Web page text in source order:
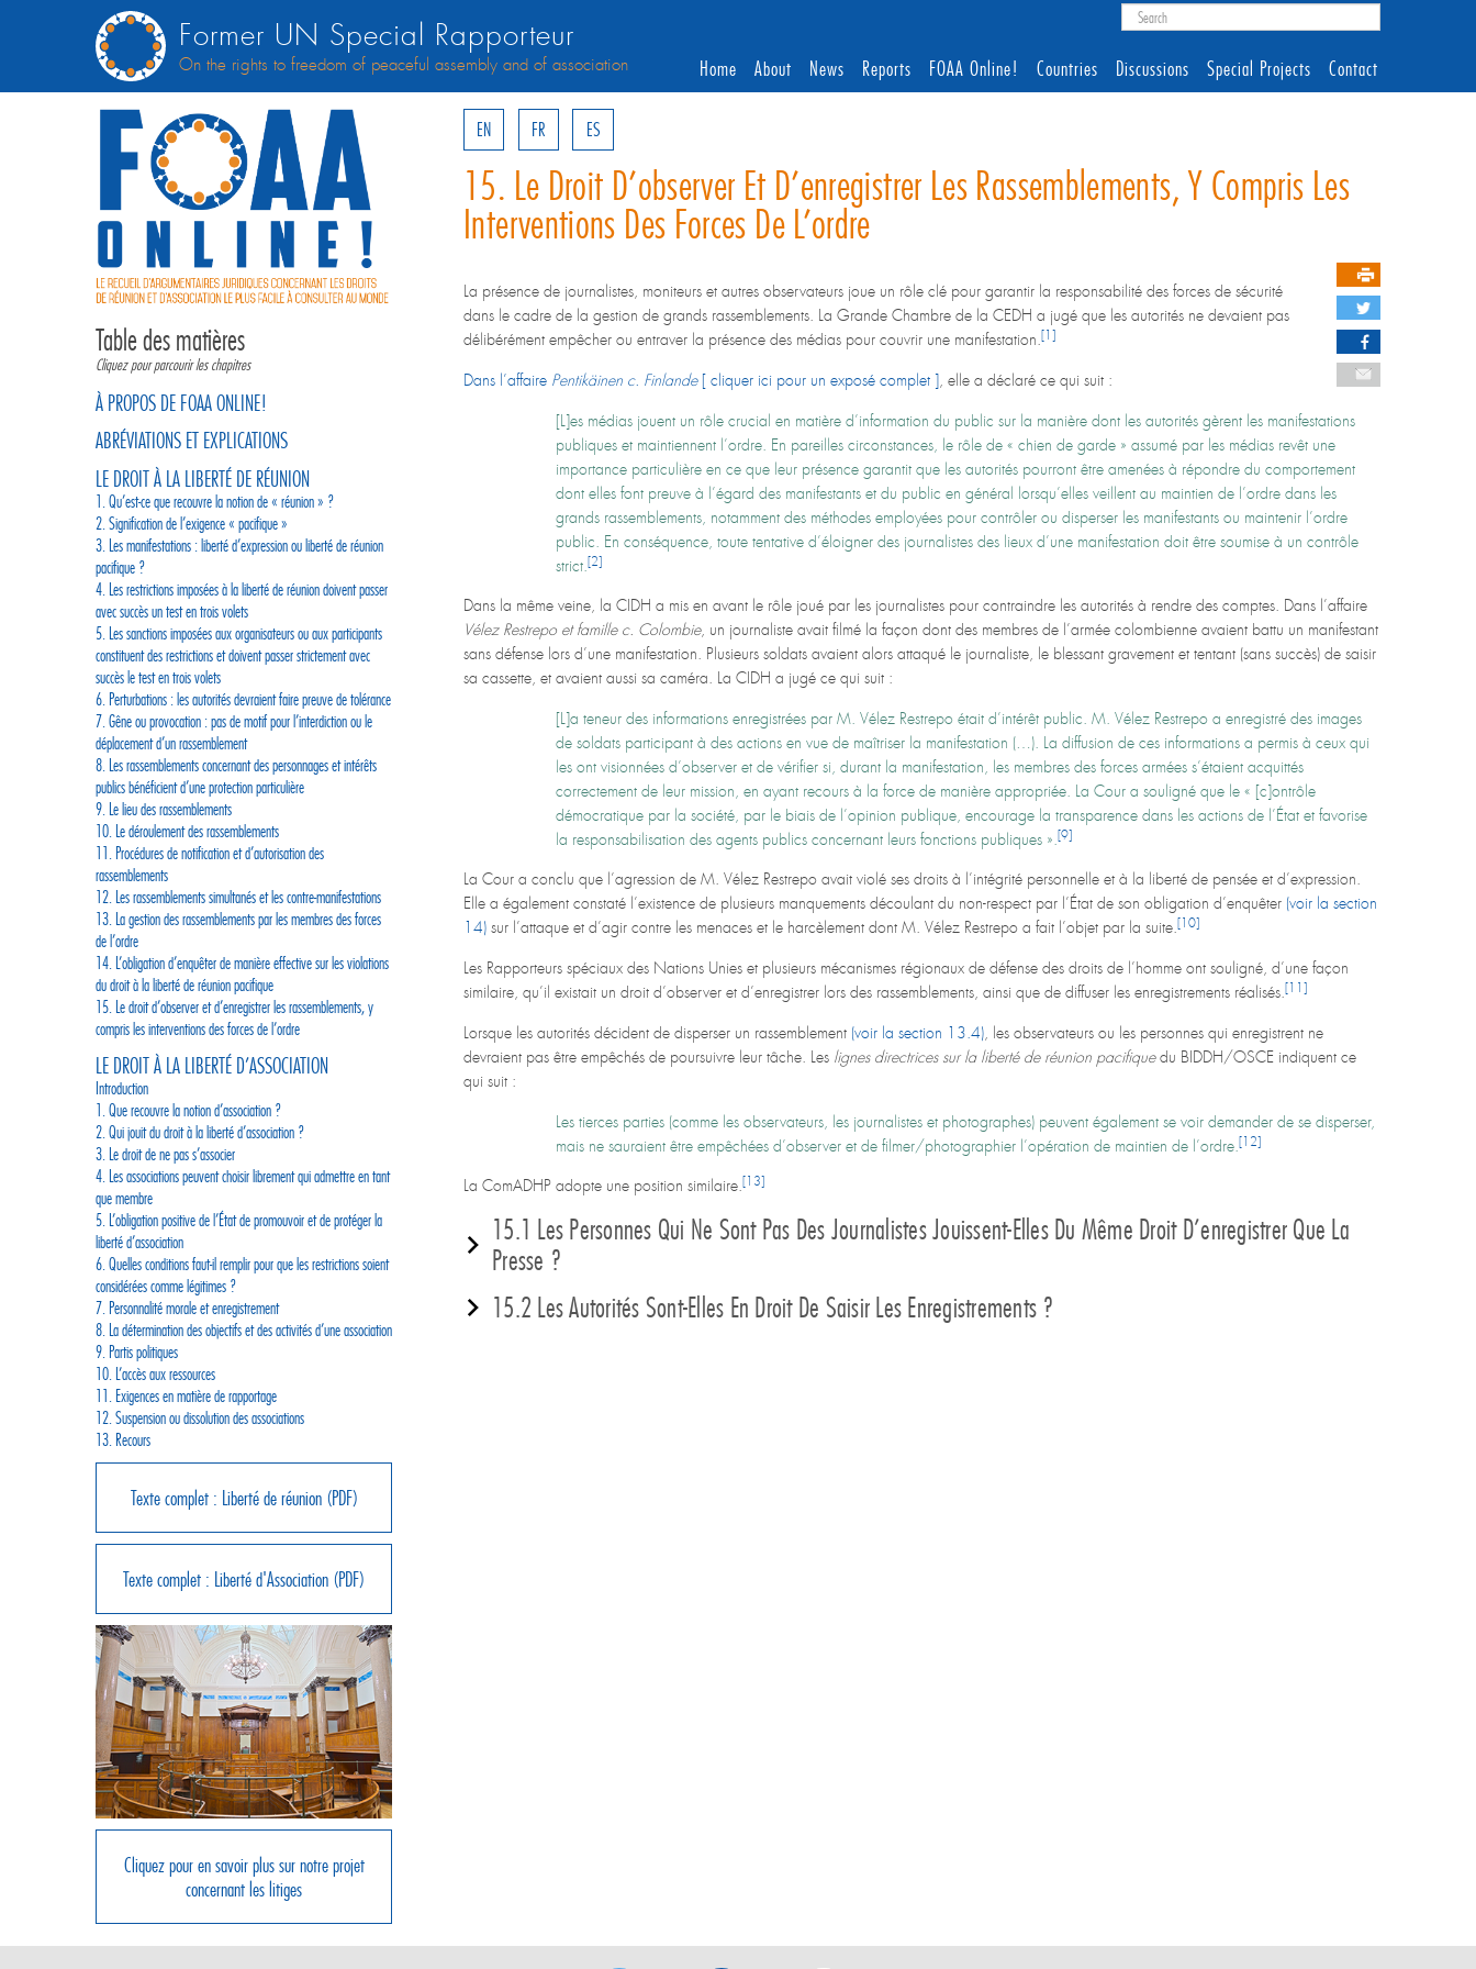
Former UN Special Rapporteur
On the rights to freedom of peaceful assembly and of association Home About News Reports FOAA Online! Countries Discussions Special Projects Contact
Table des matières
Cliquez pour parcourir les chapitres
À PROPOS DE FOAA ONLINE!
ABRÉVIATIONS ET EXPLICATIONS
LE DROIT À LA LIBERTÉ DE RÉUNION
1. Qu’est-ce que recouvre la notion de « réunion » ?
2. Signification de l’exigence « pacifique »
3. Les manifestations : liberté d’expression ou liberté de réunion
pacifique ?
4. Les restrictions imposées à la liberté de réunion doivent passer
avec succès un test en trois volets
5. Les sanctions imposées aux organisateurs ou aux participants
constituent des restrictions et doivent passer strictement avec
succès le test en trois volets
6. Perturbations : les autorités devraient faire preuve de tolérance
7. Gêne ou provocation : pas de motif pour l’interdiction ou le
déplacement d’un rassemblement
8. Les rassemblements concernant des personnages et intérêts
publics bénéficient d’une protection particulière
9. Le lieu des rassemblements
10. Le déroulement des rassemblements
11. Procédures de notification et d’autorisation des
rassemblements
12. Les rassemblements simultanés et les contre-manifestations
13. La gestion des rassemblements par les membres des forces
de l’ordre
14. L’obligation d’enquêter de manière effective sur les violations
du droit à la liberté de réunion pacifique
15. Le droit d’observer et d’enregistrer les rassemblements, y
compris les interventions des forces de l’ordre
LE DROIT À LA LIBERTÉ D’ASSOCIATION
Introduction
1. Que recouvre la notion d’association ?
2. Qui jouit du droit à la liberté d’association ?
3. Le droit de ne pas s’associer
4. Les associations peuvent choisir librement qui admettre en tant
que membre
5. L’obligation positive de l’État de promouvoir et de protéger la
liberté d’association
6. Quelles conditions faut-il remplir pour que les restrictions soient
considérées comme légitimes ?
7. Personnalité morale et enregistrement
8. La détermination des objectifs et des activités d’une association
9. Partis politiques
10. L’accès aux ressources
11. Exigences en matière de rapportage
12. Suspension ou dissolution des associations
13. Recours
Texte complet : Liberté de réunion (PDF)
Texte complet : Liberté d'Association (PDF)
Cliquez pour en savoir plus sur notre projet
concernant les litiges
EN FR ES
15. Le Droit D’observer Et D’enregistrer Les Rassemblements, Y Compris Les
Interventions Des Forces De L’ordre
La présence de journalistes, moniteurs et autres observateurs joue un rôle clé pour garantir la responsabilité des forces de sécurité
dans le cadre de la gestion de grands rassemblements. La Grande Chambre de la CEDH a jugé que les autorités ne devaient pas
délibérément empêcher ou entraver la présence des médias pour couvrir une manifestation.[1]
Dans l’affaire Pentikäinen c. Finlande[ cliquer ici pour un exposé complet ], elle a déclaré ce qui suit :
[L]es médias jouent un rôle crucial en matière d’information du public sur la manière dont les autorités gèrent les manifestations
publiques et maintiennent l’ordre. En pareilles circonstances, le rôle de « chien de garde » assumé par les médias revêt une
importance particulière en ce que leur présence garantit que les autorités pourront être amenées à répondre du comportement
dont elles font preuve à l’égard des manifestants et du public en général lorsqu’elles veillent au maintien de l’ordre dans les
grands rassemblements, notamment des méthodes employées pour contrôler ou disperser les manifestants ou maintenir l’ordre
public. En conséquence, toute tentative d’éloigner des journalistes des lieux d’une manifestation doit être soumise à un contrôle
strict.[2]
Dans la même veine, la CIDH a mis en avant le rôle joué par les journalistes pour contraindre les autorités à rendre des comptes. Dans l’affaire
Vélez Restrepo et famille c. Colombie, un journaliste avait filmé la façon dont des membres de l’armée colombienne avaient battu un manifestant
sans défense lors d’une manifestation. Plusieurs soldats avaient alors attaqué le journaliste, le blessant gravement et tentant (sans succès) de saisir
sa cassette, et avaient aussi sa caméra. La CIDH a jugé ce qui suit :
[L]a teneur des informations enregistrées par M. Vélez Restrepo était d’intérêt public. M. Vélez Restrepo a enregistré des images
de soldats participant à des actions en vue de maîtriser la manifestation (…). La diffusion de ces informations a permis à ceux qui
les ont visionnées d’observer et de vérifier si, durant la manifestation, les membres des forces armées s’étaient acquittés
correctement de leur mission, en ayant recours à la force de manière appropriée. La Cour a souligné que le « [c]ontrôle
démocratique par la société, par le biais de l’opinion publique, encourage la transparence dans les actions de l’État et favorise
la responsabilisation des agents publics concernant leurs fonctions publiques ».[9]
La Cour a conclu que l’agression de M. Vélez Restrepo avait violé ses droits à l’intégrité personnelle et à la liberté de pensée et d’expression.
Elle a également constaté l’existence de plusieurs manquements découlant du non-respect par l’État de son obligation d’enquêter (voir la section
14) sur l’attaque et d’agir contre les menaces et le harcèlement dont M. Vélez Restrepo a fait l’objet par la suite.[10]
Les Rapporteurs spéciaux des Nations Unies et plusieurs mécanismes régionaux de défense des droits de l’homme ont souligné, d’une façon
similaire, qu’il existait un droit d’observer et d’enregistrer lors des rassemblements, ainsi que de diffuser les enregistrements réalisés.[11]
Lorsque les autorités décident de disperser un rassemblement (voir la section 13.4), les observateurs ou les personnes qui enregistrent ne
devraient pas être empêchés de poursuivre leur tâche. Les lignes directrices sur la liberté de réunion pacifiquedu BIDDH/OSCE indiquent ce
qui suit :
Les tierces parties (comme les observateurs, les journalistes et photographes) peuvent également se voir demander de se disperser,
mais ne sauraient être empêchées d’observer et de filmer/photographier l’opération de maintien de l’ordre.[12]
La ComADHP adopte une position similaire.[13]
15.1 Les Personnes Qui Ne Sont Pas Des Journalistes Jouissent-Elles Du Même Droit D’enregistrer Que La
Presse ?
15.2 Les Autorités Sont-Elles En Droit De Saisir Les Enregistrements ?